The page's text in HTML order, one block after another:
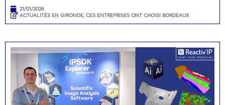
21/01/2026
ACTUALITÉS EN GIRONDE, CES ENTREPRISES ONT CHOISI BORDEAUX